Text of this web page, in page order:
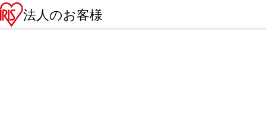
法人のお客様